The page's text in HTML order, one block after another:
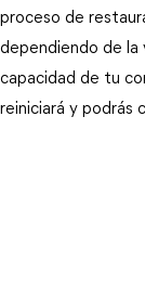
proceso de
dependiendo de
capacidad de tu
reiniciará y podrás